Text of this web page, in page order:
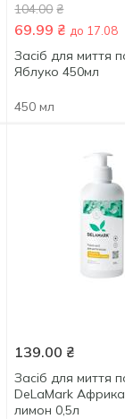
104.00 ₴
69.99 ₴ до 17.08
Засіб для миття
Яблуко 450мл
450 мл
139.00 ₴
Засіб для миття
DeLaMark
лимон 0,5л